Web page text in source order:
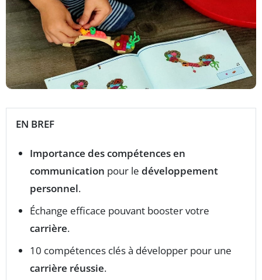
EN BREF
Importance des compétences en
communication pour le développement
personnel.
Échange efficace pouvant booster votre
carrière.
10 compétences clés à développer pour une
carrière réussie.